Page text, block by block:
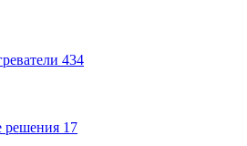
434
решения 17